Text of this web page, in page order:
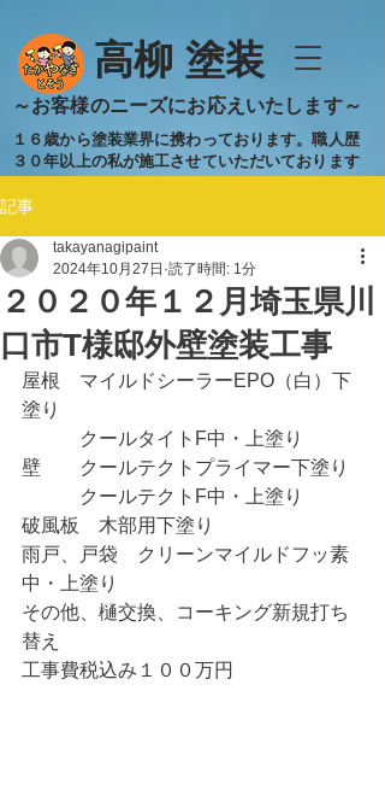
​高柳 塗装
​～お客様のニーズにお応えいたします～
１６歳から塗装業界に携わっております。職人歴
３０年以上の私が施工させていただいております
記事
２０２０年１２月埼玉県川
口市T様邸外壁塗装工事
takayanagipaint
2024年10月27日 読了時間: 1分
屋根　マイルドシーラーEPO（白）下
塗り
クールタイトF中・上塗り
壁　　クールテクトプライマー下塗り
クールテクトF中・上塗り
破風板　木部用下塗り
雨戸、戸袋　クリーンマイルドフッ素
中・上塗り
その他、樋交換、コーキング新規打ち
替え
工事費税込み１００万円